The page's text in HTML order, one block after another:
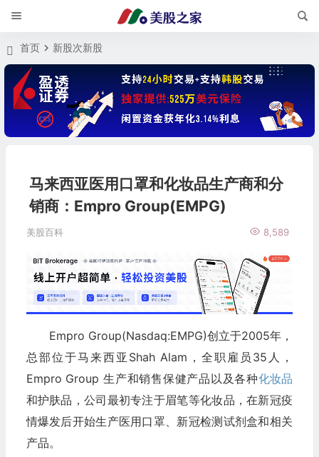
首页 新股次新股
马来西亚医用口罩和化妆品生产商和分
销商：Empro Group(EMPG)
美股百科 8,589
Empro Group(Nasdaq:EMPG)创立于2005年，
总部位于马来西亚Shah Alam，全职雇员35人，
Empro Group 生产和销售保健产品以及各种化妆品
和护肤品，公司最初专注于眉笔等化妆品，在新冠疫
情爆发后开始生产医用口罩、新冠检测试剂盒和相关
产品。